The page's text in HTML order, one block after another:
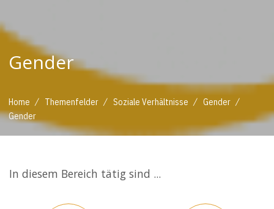
Gender
Home / Themenfelder / Soziale Verhältnisse / Gender /
Gender
In diesem Bereich tätig sind ...